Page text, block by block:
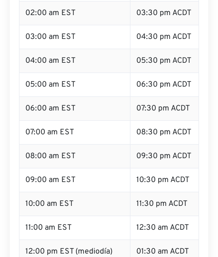
02:00 am EST 03:30 pm ACDT
03:00 am EST 04:30 pm ACDT
04:00 am EST 05:30 pm ACDT
05:00 am EST 06:30 pm ACDT
06:00 am EST 07:30 pm ACDT
07:00 am EST 08:30 pm ACDT
08:00 am EST 09:30 pm ACDT
09:00 am EST 10:30 pm ACDT
10:00 am EST 11:30 pm ACDT
11:00 am EST 12:30 am ACDT
12:00 pm EST (mediodía) 01:30 am ACDT